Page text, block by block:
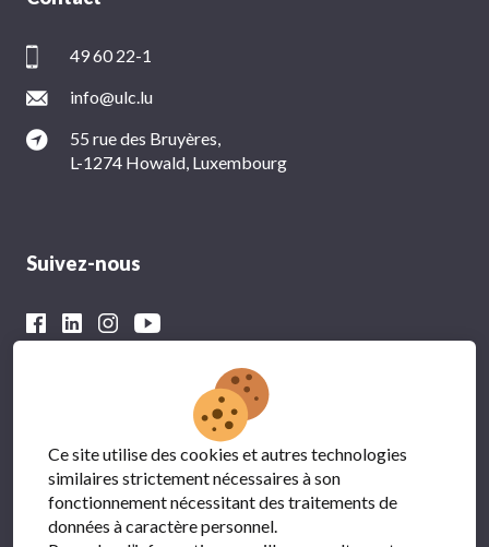
49 60 22-1
info@ulc.lu
55 rue des Bruyères,
L-1274 Howald, Luxembourg
Suivez-nous
Avec le soutien financier du
Ce site utilise des cookies et autres technologies
similaires strictement nécessaires à son
fonctionnement nécessitant des traitements de
données à caractère personnel.